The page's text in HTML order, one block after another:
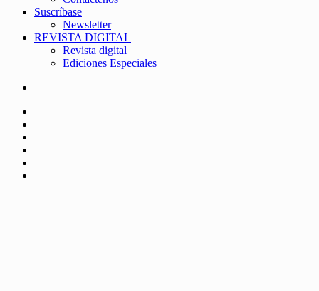
Suscríbase
Newsletter
REVISTA DIGITAL
Revista digital
Ediciones Especiales